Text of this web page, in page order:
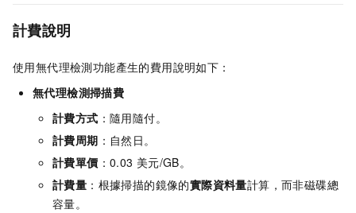
計費說明
使用無代理檢測功能產生的費用說明如下：
無代理檢測掃描費
計費方式 ：隨用隨付。
計費周期 ：自然日。
計費單價 ：0.03 美元/GB。
計費量 ：根據掃描的鏡像的實際資料量計算，而非磁碟總
容量。